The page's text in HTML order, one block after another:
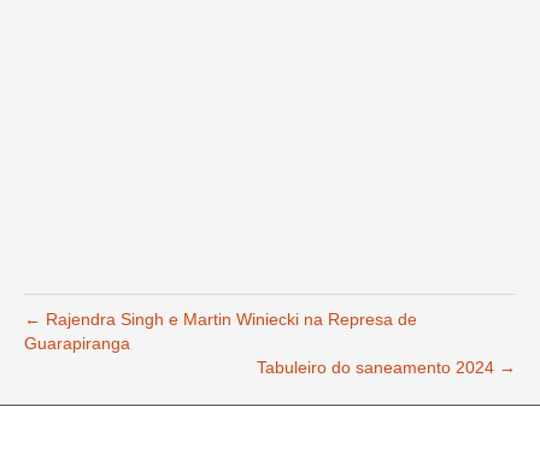
← Rajendra Singh e Martin Winiecki na Represa de
Guarapiranga
Tabuleiro do saneamento 2024 →